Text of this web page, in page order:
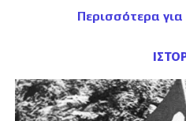
Περισσότερα